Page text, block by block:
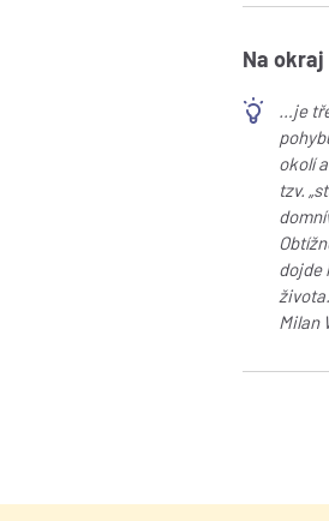
Na okraj
…je
okolí
tzv.
dojde
života.
Milan